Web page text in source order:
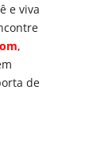
e viva
,
de